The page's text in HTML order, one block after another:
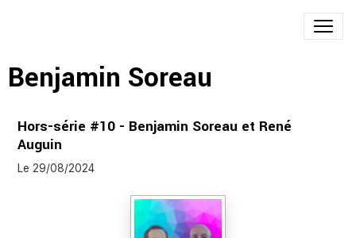
Benjamin Soreau
Hors-série #10 - Benjamin Soreau et René
Auguin
Le 29/08/2024